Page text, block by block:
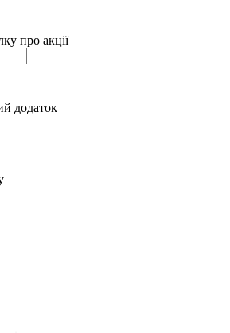
про акції
додаток